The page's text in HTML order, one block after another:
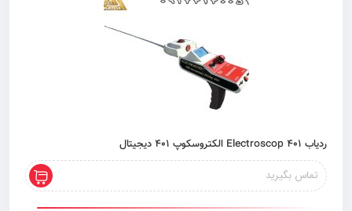
ردیاب 401 Electroscop الکتروسکوپ 401 دیجیتال
تماس بگیرید